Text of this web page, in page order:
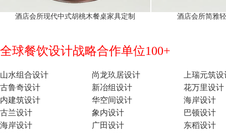
酒店会所现代中式胡桃木餐桌家具定制 酒店会所简雅
全球餐饮设计战略合作单位100+
山水组合设计 尚龙玖居设计
上瑞元筑
古鲁奇设计
新冶组设计
花万里设计
内建筑设计
华空间设计
海岸设计
古兰设计
象内设计
巴顿设计
海岸设计
广田设计
东稻设计